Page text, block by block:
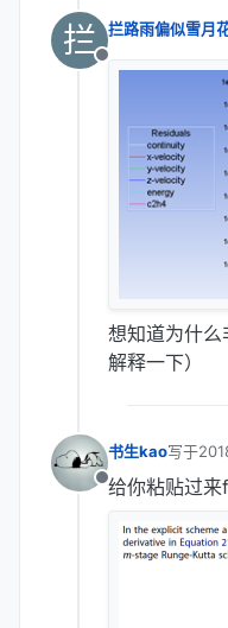
拦
离线
拦路雨偏似雪月
想知道为什
解释一下）
离线
书生kao写于
最后由
给你粘贴过来